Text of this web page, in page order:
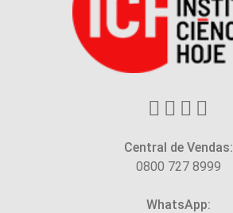
Central de Vendas:
0800 727 8999
WhatsApp: